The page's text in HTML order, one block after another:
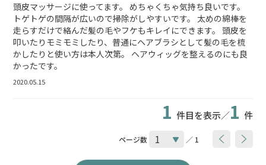
頭皮マッサージに使ってます。 めちゃくちゃ気持ち良いです。
トゲトゲの間隔が広いので掃除がしやすいです。 太めの綿棒を
走らすだけで絡んだ髪の毛やフケもキレイにできます。 頭皮を
叩いたりモミモミしたり、普通にヘアブラシとして髪の毛を梳
かしたりと使い方は本人次第。 ヘアウィッグを整えるのにも良
かったです。
2020.05.15
1 件目を表示／1 件
ページ数 ／ 1